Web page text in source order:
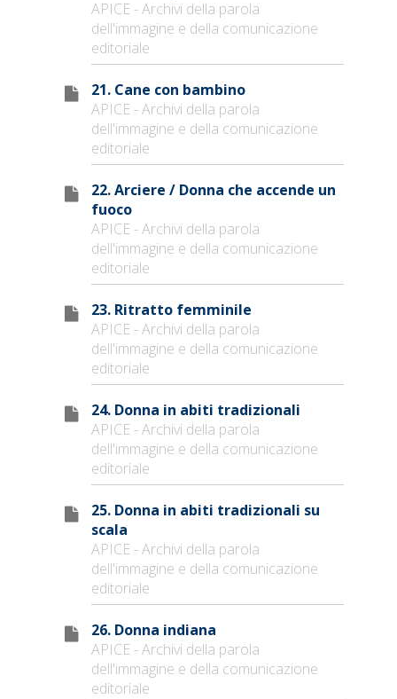
APICE - Archivi della parola
dell'immagine e della comunicazione
editoriale
21. Cane con bambino
APICE - Archivi della parola
dell'immagine e della comunicazione
editoriale
22. Arciere / Donna che accende un
fuoco
APICE - Archivi della parola
dell'immagine e della comunicazione
editoriale
23. Ritratto femminile
APICE - Archivi della parola
dell'immagine e della comunicazione
editoriale
24. Donna in abiti tradizionali
APICE - Archivi della parola
dell'immagine e della comunicazione
editoriale
25. Donna in abiti tradizionali su
scala
APICE - Archivi della parola
dell'immagine e della comunicazione
editoriale
26. Donna indiana
APICE - Archivi della parola
dell'immagine e della comunicazione
editoriale